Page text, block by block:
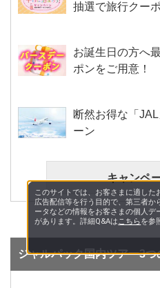
抽選で旅行クー
お誕生日の方へ
ポンをご用意！
断然お得な「
ーン
キャンペ
ジャルパック国内ツアー3つ
このサイトでは、お客さまに適した
広告配信等を行う目的で、第三者
ータなどの情報をお客さまの個人デ
があります。詳細Q&Aはこちらを参